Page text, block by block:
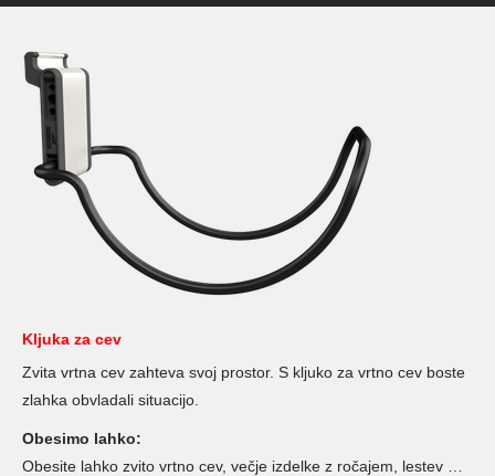
Kljuka za cev
Zvita vrtna cev zahteva svoj prostor. S kljuko za vrtno cev boste
zlahka obvladali situacijo.
Obesimo lahko:
Obesite lahko zvito vrtno cev, večje izdelke z ročajem, lestev …